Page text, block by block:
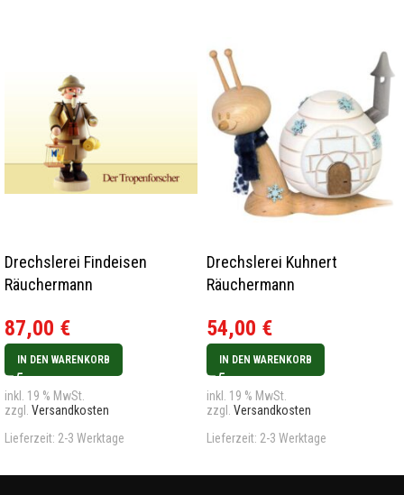
Drechslerei Findeisen
Räuchermann
87,00 €
IN DEN WARENKORB
inkl. 19 % MwSt.
zzgl. Versandkosten
Lieferzeit: 2-3 Werktage
Drechslerei Kuhnert
Räuchermann
Igluschnecke Neu 2023
54,00 €
IN DEN WARENKORB
inkl. 19 % MwSt.
zzgl. Versandkosten
Lieferzeit: 2-3 Werktage